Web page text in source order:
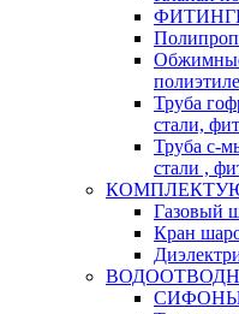
ФИТИНГИ
Труба
стали,
Труба с-
стали ,
Газовый
Кран
СИФОНЫ